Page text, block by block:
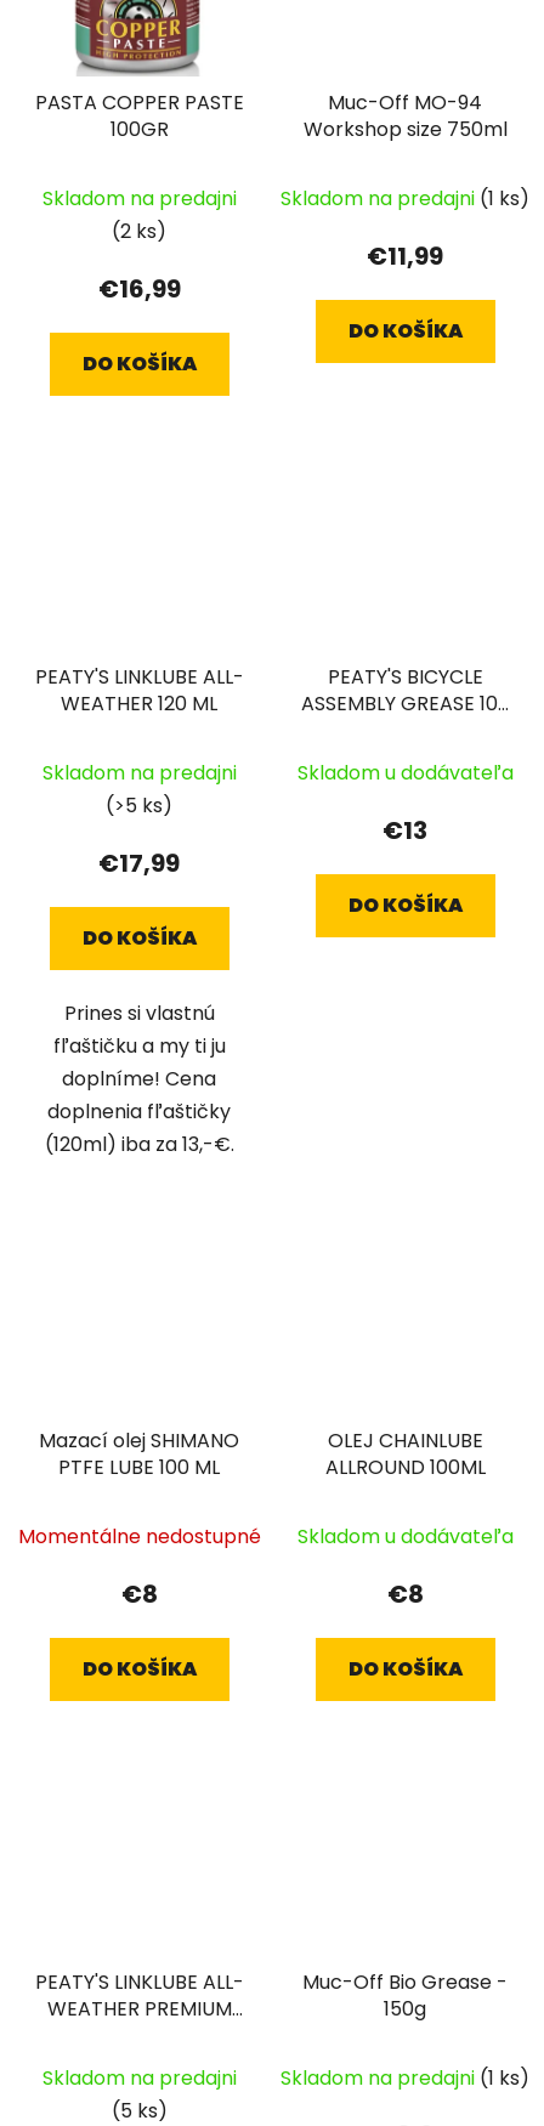
PASTA COPPER PASTE
100GR
Skladom na predajni
(2 ks)
€16,99
DO KOŠÍKA
Muc-Off MO-94
Workshop size 750ml
Skladom na predajni (1 ks)
€11,99
DO KOŠÍKA
PEATY'S LINKLUBE ALL-
WEATHER 120 ML
Skladom na predajni
(>5 ks)
€17,99
DO KOŠÍKA
Prines si vlastnú
fľaštičku a my ti ju
doplníme! Cena
doplnenia fľaštičky
(120ml) iba za 13,-€.
PEATY'S BICYCLE
ASSEMBLY GREASE 100
Skladom u dodávateľa
€13
DO KOŠÍKA
Mazací olej SHIMANO
PTFE LUBE 100 ML
Momentálne nedostupné
€8
DO KOŠÍKA
OLEJ CHAINLUBE
ALLROUND 100ML
Skladom u dodávateľa
€8
DO KOŠÍKA
PEATY'S LINKLUBE ALL-
WEATHER PREMIUM
Skladom na predajni
(5 ks)
Muc-Off Bio Grease -
150g
Skladom na predajni (1 ks)